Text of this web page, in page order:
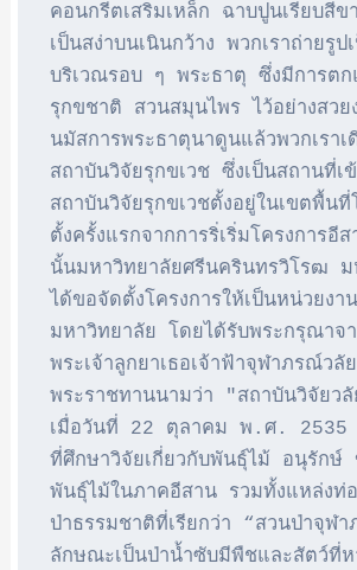
คอนกรีตเสริมเหล็ก ฉาบปูนเรียบสี
เป็นสง่าบนเนินกว้าง พวกเราถ่ายรูป
บริเวณรอบ ๆ พระธาตุ ซึ่งมีการตก
รุกขชาติ สวนสมุนไพร ไว้อย่างสวย
นมัสการพระธาตุนาดูนแล้วพวกเราเ
สถาบันวิจัยรุกขเวช ซึ่งเป็นสถานที่เ
สถาบันวิจัยรุกขเวชตั้งอยู่ในเขตพื้น
ตั้งครั้งแรกจากการริ่เริ่มโครงการอี
นั้นมหาวิทยาลัยศรีนครินทรวิโรฒ ม
ได้ขอจัดตั้งโครงการให้เป็นหน่วยงา
มหาวิทยาลัย โดยได้รับพระกรุณาจ
พระเจ้าลูกยาเธอเจ้าฟ้าจุฬาภรณ์ว
พระราชทานนามว่า "สถาบันวิจัยวลั
เมื่อวันที่ 22 ตุลาคม พ.ศ. 2535
ที่ศึกษาวิจัยเกี่ยวกับพันธุ์ไม้ อนุรักษ์
พันธุ์ไม้ในภาคอีสาน รวมทั้งแหล่งท่อ
ป่าธรรมชาติที่เรียกว่า “สวนป่าจุ
ลักษณะเป็นป่าน้ำซับมีพืชและสัตว์ที่